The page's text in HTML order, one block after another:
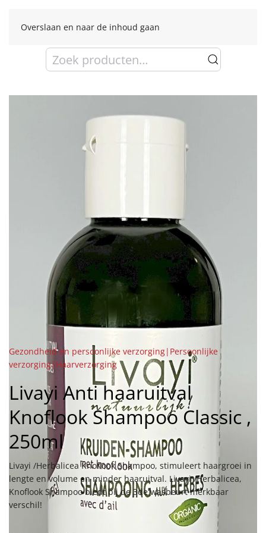
Overslaan en naar de inhoud gaan
Zoeken
naar:
Gezondheid en persoonlijke verzorging|Persoonlijke
verzorging|Haarverzorging
Livayi Anti haaruitval
Knoflook Shampoo Classic ,
250ml
Livayi /Herbalicea Knoflook Shampoo, stimuleert haargroei in
lengte en volume en minder haaruitval. Livayi /Herbalicea,
Knoflook Shampoo biedt bij de 3de wasbeurt merkbaar
verschil!